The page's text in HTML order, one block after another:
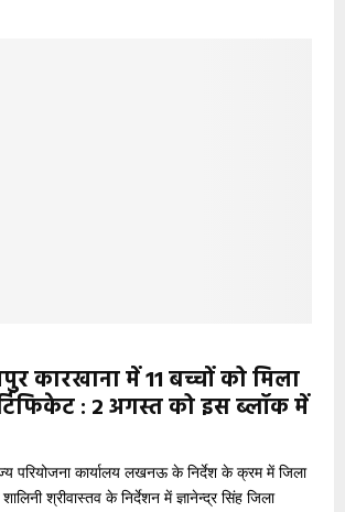
कारखाना में 11 बच्चों को मिला
: 2 अगस्त को इस ब्लॉक में
परियोजना कार्यालय लखनऊ के निर्देश के क्रम में जिला
श्रीवास्तव के निर्देशन में ज्ञानेन्द्र सिंह जिला